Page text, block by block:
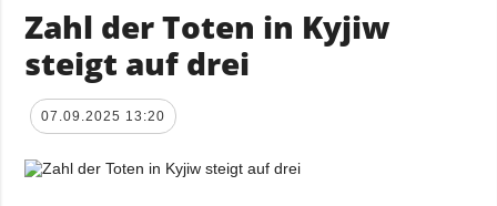
Zahl der Toten in Kyjiw
steigt auf drei
07.09.2025 13:20